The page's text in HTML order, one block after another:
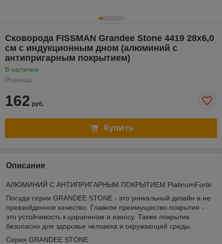
Cковорода FISSMAN Grandee Stone 4419 28x6,0
см с индукционным дном (алюминий с
антипригарным покрытием)
В наличии
Розница
162 руб.
Купить
Описание
АЛЮМИНИЙ С АНТИПРИГАРНЫМ ПОКРЫТИЕМ PlatinumForte
Посуда серии GRANDEE STONE - это уникальный дизайн и не
превзойденное качество. Главное преимущество покрытия -
это устойчивость к царапинам и износу. Также покрытие
безопасно для здоровья человека и окружающей среды.
Серия GRANDEE STONE